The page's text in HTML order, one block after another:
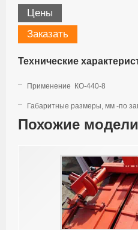
Цены
Заказать
Технические
Применение КО-440-8
Габаритные размеры, мм -по
Похожие